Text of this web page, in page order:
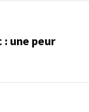
: une peur